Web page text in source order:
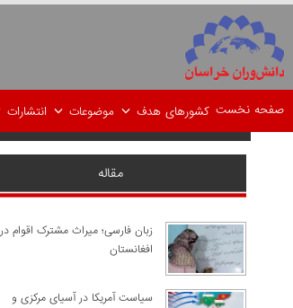
صفحه نخست کشورهای هدف موضوعات انتشارات
مقاله
زبان فارسی؛ میراث مشترک اقوام در
افغانستان
سیاست آمریکا در آسیای مرکزی و